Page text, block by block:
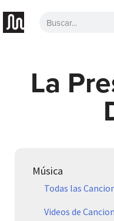
La
Música
Todas las
Videos de